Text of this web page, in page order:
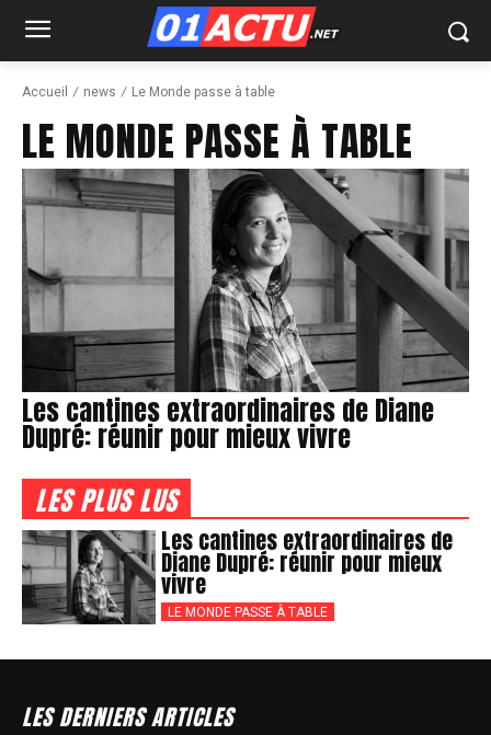
Accueil news Le Monde passe à table
LE MONDE PASSE À TABLE
Les cantines extraordinaires de Diane
Dupré: réunir pour mieux vivre
LES PLUS LUS
Les cantines extraordinaires de
Diane Dupré: réunir pour mieux
vivre
LE MONDE PASSE À TABLE
LES DERNIERS ARTICLES